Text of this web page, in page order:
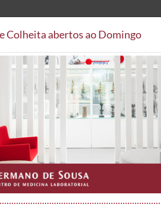
Análises
5240
Colheita abertos ao Domingo